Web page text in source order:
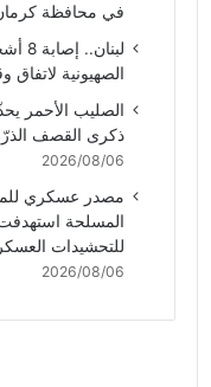
في محافظة
الصهيونية لاتفاق
الصليب الأحمر
ذكرى القصف
2026/08/06
مصدر عسكري
المسلحة
للتحشيدات
2026/08/06